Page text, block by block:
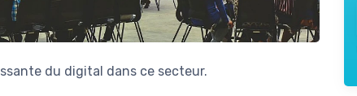
du digital dans ce secteur.